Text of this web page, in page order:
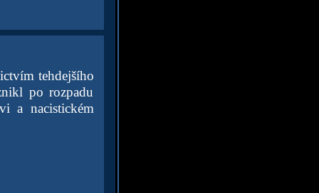
tehdejšího
po rozpadu
a nacistickém